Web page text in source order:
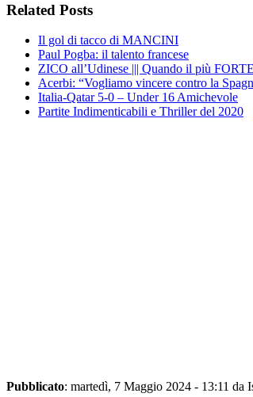
Related Posts
Il gol di tacco di MANCINI
Paul Pogba: il talento francese
ZICO all’Udinese ||| Quando il più
Acerbi: “Vogliamo vincere contro la
Italia-Qatar 5-0 – Under 16 Amichevole
Partite Indimenticabili e Thriller del 2020
Pubblicato: martedì, 7 Maggio 2024 - 13:11 da